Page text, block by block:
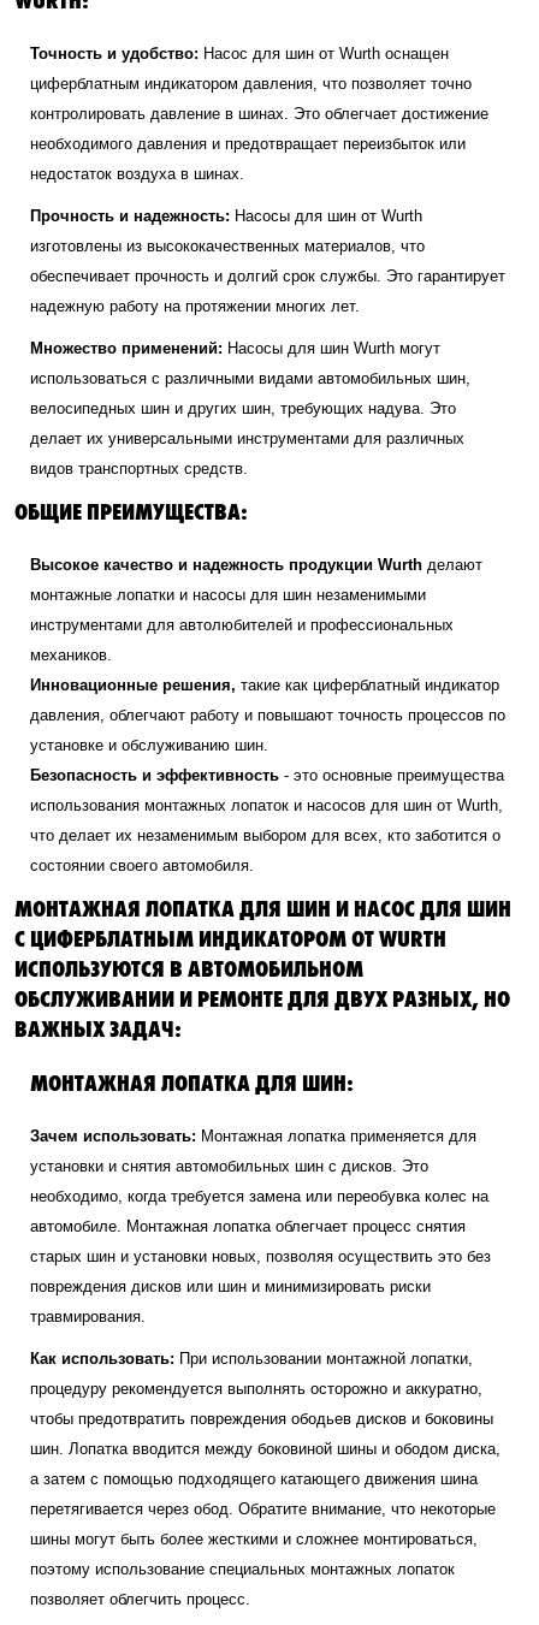
Точность и удобство: Насос для шин от Wurth оснащен
циферблатным индикатором давления, что позволяет точно
контролировать давление в шинах. Это облегчает достижение
необходимого давления и предотвращает переизбыток или
недостаток воздуха в шинах.
Прочность и надежность: Насосы для шин от Wurth
изготовлены из высококачественных материалов, что
обеспечивает прочность и долгий срок службы. Это гарантирует
надежную работу на протяжении многих лет.
Множество применений: Насосы для шин Wurth могут
использоваться с различными видами автомобильных шин,
велосипедных шин и других шин, требующих надува. Это
делает их универсальными инструментами для различных
видов транспортных средств.
ОБЩИЕ ПРЕИМУЩЕСТВА:
Высокое качество и надежность продукции Wurth делают
монтажные лопатки и насосы для шин незаменимыми
инструментами для автолюбителей и профессиональных
механиков.
Инновационные решения, такие как циферблатный индикатор
давления, облегчают работу и повышают точность процессов по
установке и обслуживанию шин.
Безопасность и эффективность - это основные преимущества
использования монтажных лопаток и насосов для шин от Wurth,
что делает их незаменимым выбором для всех, кто заботится о
состоянии своего автомобиля.
МОНТАЖНАЯ ЛОПАТКА ДЛЯ ШИН И НАСОС ДЛЯ ШИН
С ЦИФЕРБЛАТНЫМ ИНДИКАТОРОМ ОТ WURTH
ИСПОЛЬЗУЮТСЯ В АВТОМОБИЛЬНОМ
ОБСЛУЖИВАНИИ И РЕМОНТЕ ДЛЯ ДВУХ РАЗНЫХ, НО
ВАЖНЫХ ЗАДАЧ:
МОНТАЖНАЯ ЛОПАТКА ДЛЯ ШИН:
Зачем использовать: Монтажная лопатка применяется для
установки и снятия автомобильных шин с дисков. Это
необходимо, когда требуется замена или переобувка колес на
автомобиле. Монтажная лопатка облегчает процесс снятия
старых шин и установки новых, позволяя осуществить это без
повреждения дисков или шин и минимизировать риски
травмирования.
Как использовать: При использовании монтажной лопатки,
процедуру рекомендуется выполнять осторожно и аккуратно,
чтобы предотвратить повреждения ободьев дисков и боковины
шин. Лопатка вводится между боковиной шины и ободом диска,
а затем с помощью подходящего катающего движения шина
перетягивается через обод. Обратите внимание, что некоторые
шины могут быть более жесткими и сложнее монтироваться,
поэтому использование специальных монтажных лопаток
позволяет облегчить процесс.